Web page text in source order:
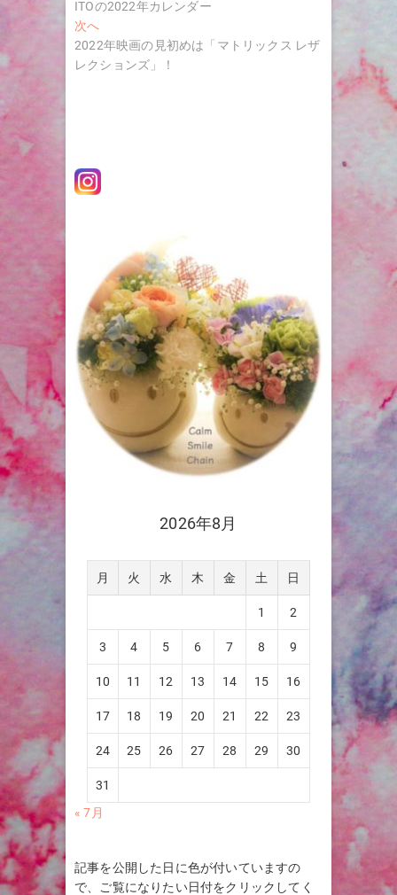
ナ
ビ
ョ
ン
の
稿:
ITOの2022年カレンダー
次へ
の
投
2022年映画の見初めは「マトリックス レザ
レクションズ」！
2026年8月
月 火 水 木 金 土 日
1 2
3 4 5 6 7 8 9
10 11 12 13 14 15 16
17 18 19 20 21 22 23
24 25 26 27 28 29 30
31
« 7月
記事を公開した日に色が付いていますの
で、ご覧になりたい日付をクリックしてく